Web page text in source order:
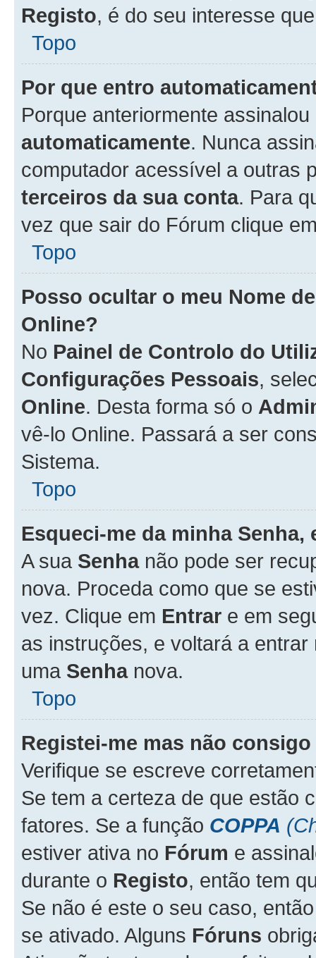
Registo, é do seu interesse
Topo
Por que entro
Porque anteriormente
automaticamente. Nunca
computador acessível a outras
terceiros da sua conta. Para
vez que sair do Fórum clique
Topo
Posso ocultar o meu Nome
Online?
No Painel de Controlo do
Configurações Pessoais,
Online. Desta forma só o
vê-lo Online. Passará a ser
Sistema.
Topo
Esqueci-me da minha Senha,
A sua Senhanão pode ser
nova. Proceda como que se
vez. Clique em Entrar e em
as instruções, e voltará a
uma Senhanova.
Topo
Registei-me mas não
Verifique se escreve
Se tem a certeza de que estão
fatores. Se a função COPPA
estiver ativa no Fórum e
durante o Registo, então tem
Se não é este o seu caso,
se ativado. Alguns Fóruns